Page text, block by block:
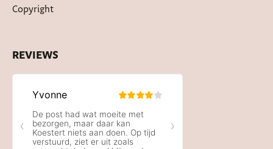
Copyright
REVIEWS